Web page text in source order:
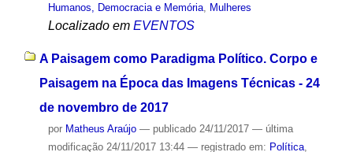
Humanos, Democracia e Memória, Mulheres
Localizado em EVENTOS
A Paisagem como Paradigma Político. Corpo e
Paisagem na Época das Imagens Técnicas - 24
de novembro de 2017
por Matheus Araújo — publicado24/11/2017 — última
modificação24/11/2017 13:44 — registrado em: Política,